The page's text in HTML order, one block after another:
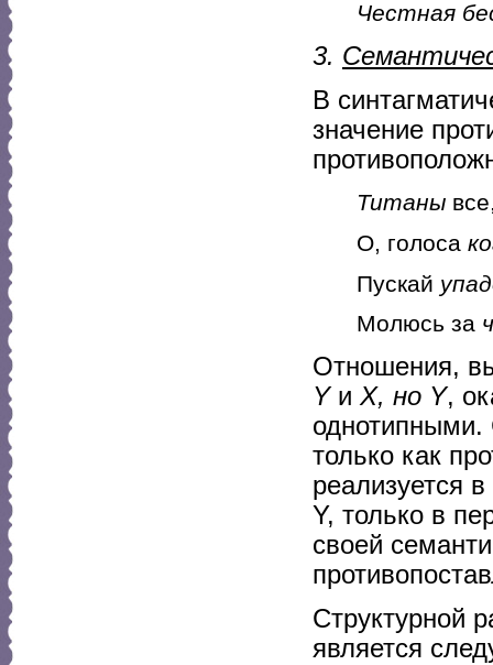
Честная
3.
В
значение
Титаны
О, голоса
Пускай
Молюсь за
Отношения,
YиX, но Y,
только как
реализуется
Y, только в
своей
Структурной
является